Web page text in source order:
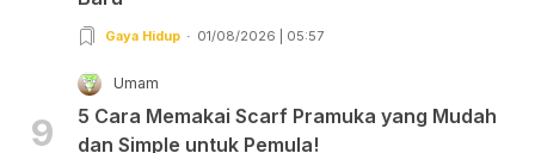
Gaya Hidup 01/08/2026 | 05:57
9
Umam
5 Cara Memakai Scarf Pramuka yang Mudah
dan Simple untuk Pemula!